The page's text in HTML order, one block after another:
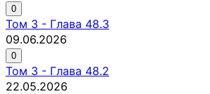
0
Том 3 - Глава 48.3
09.06.2026
0
Том 3 - Глава 48.2
22.05.2026